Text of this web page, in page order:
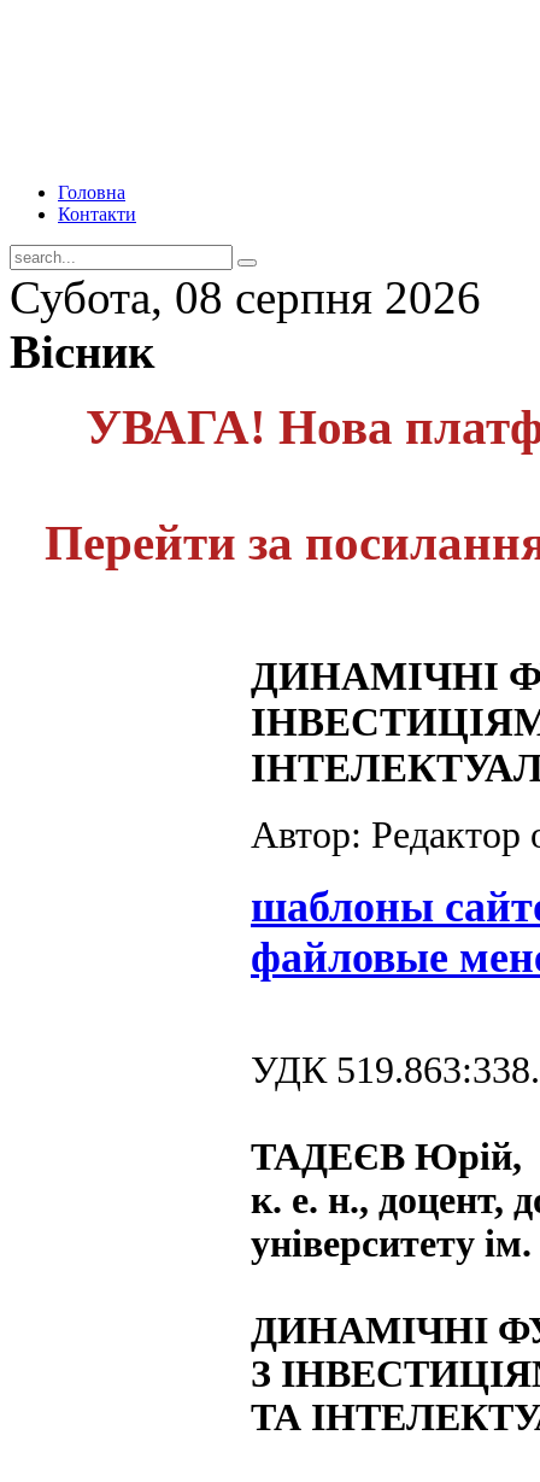
Головна
Контакти
Субота, 08 серпня 2026
Вісник
УВАГА! Нова
Перейти за
ДИНАМІЧНІ
Автор: Редактор
шаблоны
файловые
УДК
ТАДЕЄВ Юрій,
к. е. н., доцент,
університету
ДИНАМІЧНІ
З
ТА